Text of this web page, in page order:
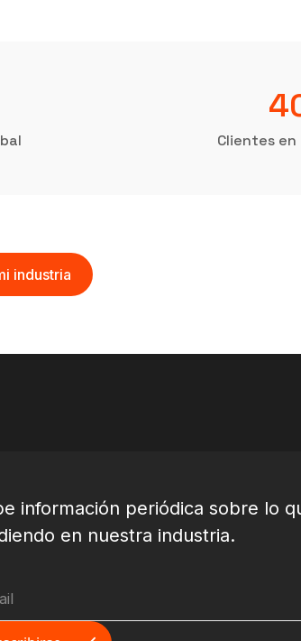
Clientes
industria
información periódica sobre lo
en nuestra industria.